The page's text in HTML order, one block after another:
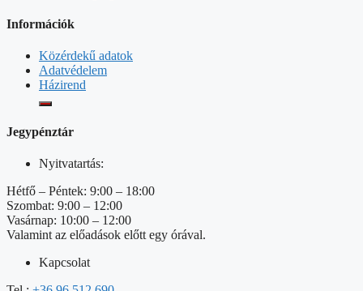
Információk
Közérdekű adatok
Adatvédelem
Házirend
Jegypénztár
Nyitvatartás:
Hétfő – Péntek: 9:00 – 18:00
Szombat: 9:00 – 12:00
Vasárnap: 10:00 – 12:00
Valamint az előadások előtt egy órával.
Kapcsolat